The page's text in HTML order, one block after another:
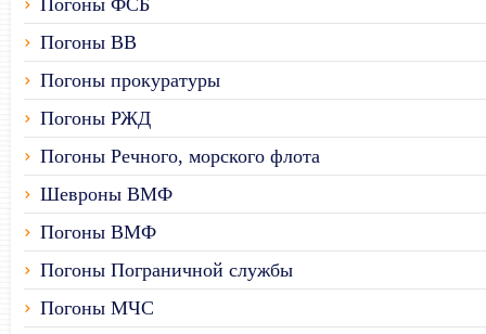
Погоны ФСБ
Погоны ВВ
Погоны прокуратуры
Погоны РЖД
Погоны Речного, морского флота
Шевроны ВМФ
Погоны ВМФ
Погоны Пограничной службы
Погоны МЧС